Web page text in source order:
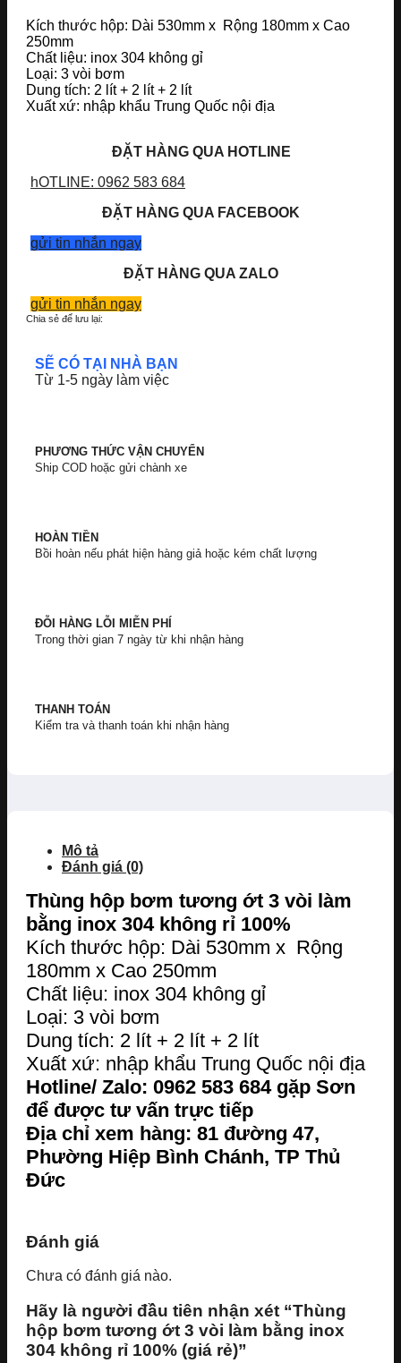
Kích thước hộp: Dài 530mm x Rộng 180mm x Cao
250mm
Chất liệu: inox 304 không gỉ
Loại: 3 vòi bơm
Dung tích: 2 lít + 2 lít + 2 lít
Xuất xứ: nhập khẩu Trung Quốc nội địa
ĐẶT HÀNG QUA HOTLINE
hOTLINE: 0962 583 684
ĐẶT HÀNG QUA FACEBOOK
gửi tin nhắn ngay
ĐẶT HÀNG QUA ZALO
gửi tin nhắn ngay
Chia sẻ để lưu lại:
SẼ CÓ TẠI NHÀ BẠN
Từ 1-5 ngày làm việc
PHƯƠNG THỨC VẬN CHUYỂN
Ship COD hoặc gửi chành xe
HOÀN TIỀN
Bồi hoàn nếu phát hiện hàng giả hoặc kém chất lượng
ĐỖI HÀNG LỖI MIỄN PHÍ
Trong thời gian 7 ngày từ khi nhận hàng
THANH TOÁN
Kiểm tra và thanh toán khi nhận hàng
Mô tả
Đánh giá (0)
Thùng hộp bơm tương ớt 3 vòi làm
bằng inox 304 không rỉ 100%
Kích thước hộp: Dài 530mm x Rộng
180mm x Cao 250mm
Chất liệu: inox 304 không gỉ
Loại: 3 vòi bơm
Dung tích: 2 lít + 2 lít + 2 lít
Xuất xứ: nhập khẩu Trung Quốc nội địa
Hotline/ Zalo: 0962 583 684 gặp Sơn
để được tư vấn trực tiếp
Địa chỉ xem hàng: 81 đường 47,
Phường Hiệp Bình Chánh, TP Thủ
Đức
Đánh giá
Chưa có đánh giá nào.
Hãy là người đầu tiên nhận xét “Thùng
hộp bơm tương ớt 3 vòi làm bằng inox
304 không rỉ 100% (giá rẻ)”